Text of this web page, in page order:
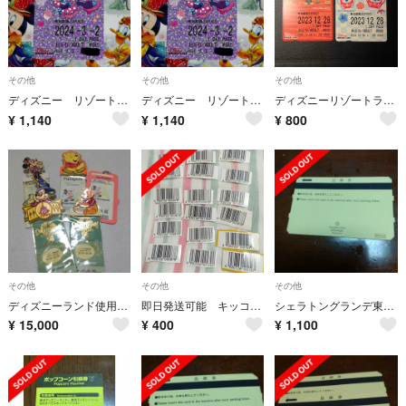
その他
ディズニー リゾートライン おとな フリーきっぷ ファンダーランド ミニー
¥ 1,140
その他
ディズニー リゾートライン おとな フリーきっぷ ファンダーランド
¥ 1,140
その他
ディズニーリゾートラインフリーきっぷ使用済み
¥ 800
その他
ディズニーランド使用済みチケットセット
¥ 15,000
その他
即日発送可能 キッコーマン豆乳1リットルバーコード2点分×18枚
¥ 400
その他
シェラトングランデ東京ベイ駐車場出庫券
¥ 1,100